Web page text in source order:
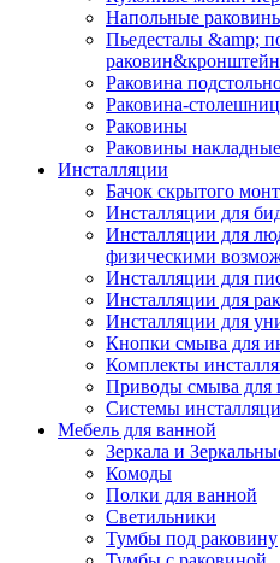
Напольные
Пьедесталы &amp;
Раковина
Раковина-
Раковины
Раковины накладные
Инсталляции
Бачок скрытого
Инсталляции для
Инсталляции для
физическими
Инсталляции для
Инсталляции для
Инсталляции для
Кнопки смыва для
Комплекты
Приводы смыва для
Системы
Мебель для ванной
Зеркала и
Комоды
Полки для ванной
Светильники
Тумбы под раковину